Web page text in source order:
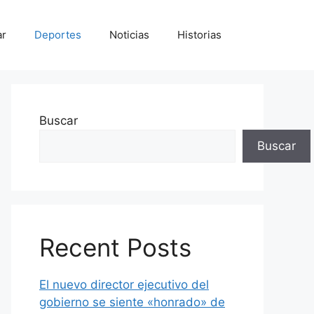
Deportes Noticias Historias
Buscar
Buscar
Recent Posts
El nuevo director ejecutivo del
gobierno se siente «honrado» de